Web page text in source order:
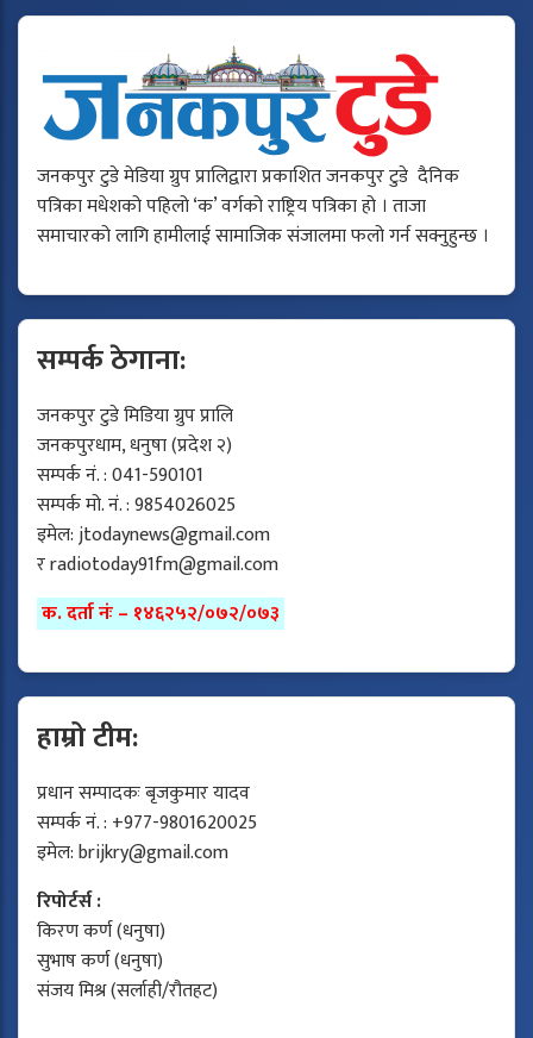
जनकपुर टुडे मेडिया ग्रुप प्रालिद्वारा प्रकाशित जनकपुर टुडे दैनिक
पत्रिका मधेशको पहिलो ‘क’ वर्गको राष्ट्रिय पत्रिका हो । ताजा
समाचारको लागि हामीलाई सामाजिक संजालमा फलो गर्न सक्नुहुन्छ ।
सम्पर्क ठेगाना:
जनकपुर टुडे मिडिया ग्रुप प्रालि
जनकपुरधाम, धनुषा (प्रदेश २)
सम्पर्क नं. : 041-590101
सम्पर्क मो. नं. : 9854026025
इमेल:jtodaynews@gmail.com
रradiotoday91fm@gmail.com
क. दर्ता नंः – १४६२५२/०७२/०७३
हाम्रो टीम:
प्रधान सम्पादकः बृजकुमार यादव
सम्पर्क नं. : +977-9801620025
इमेल:brijkry@gmail.com
रिपोर्टर्स :
किरण कर्ण (धनुषा)
सुभाष कर्ण (धनुषा)
संजय मिश्र (सर्लाही/रौतहट)